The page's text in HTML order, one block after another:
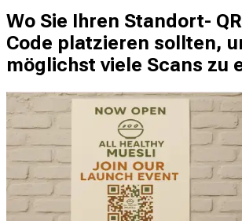
Wo Sie Ihren Standort-
Code platzieren sollten,
möglichst viele Scans zu